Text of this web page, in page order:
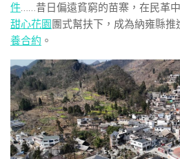
件 ……昔日偏遠貧窮的苗寨，在民革
甜心花園 團式幫扶下，成為納雍縣
養合約 。